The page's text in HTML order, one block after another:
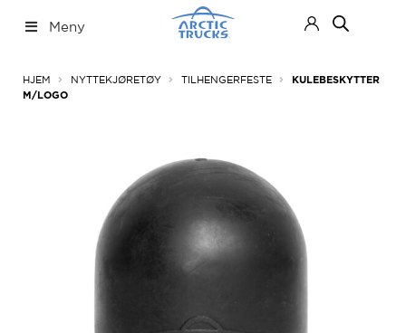
til
til
Meny
ut
HJEM NYTTEKJØRETØY TILHENGERFESTE
KULEBESKYTTER
M/LOGO